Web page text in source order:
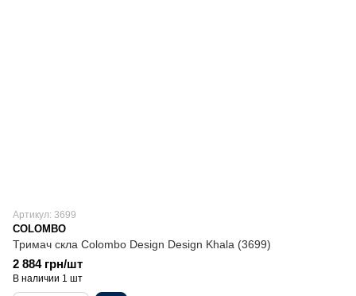
Артикул: 3699
COLOMBO
Тримач скла Colombo Design Design Khala (3699)
2 884 грн/шт
В наличии 1 шт